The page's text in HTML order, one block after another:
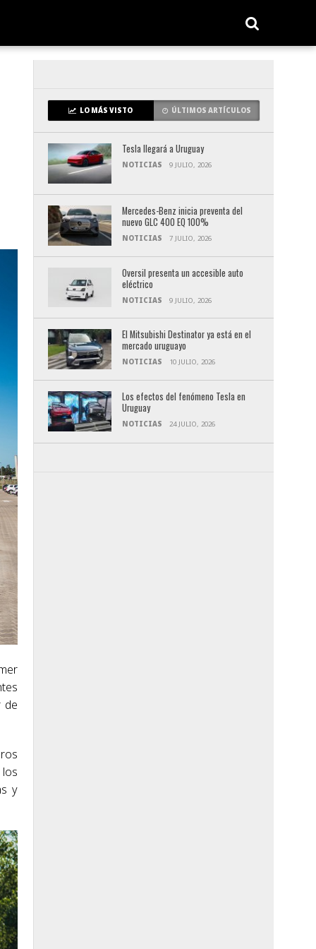
de
y
LO MÁS VISTO ÚLTIMOS ARTÍCULOS
Tesla llegará a Uruguay
NOTICIAS 9 JULIO, 2026
Mercedes-Benz inicia preventa del
nuevo GLC 400 EQ 100%
NOTICIAS 7 JULIO, 2026
Oversil presenta un accesible auto
eléctrico
NOTICIAS 9 JULIO, 2026
El Mitsubishi Destinator ya está en el
mercado uruguayo
NOTICIAS 10 JULIO, 2026
Los efectos del fenómeno Tesla en
Uruguay
NOTICIAS 24 JULIO, 2026